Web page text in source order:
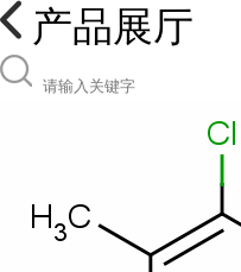
产品展厅